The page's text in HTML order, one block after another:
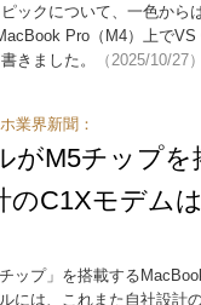
ックについて、一色から
Pro（M4）上で
きました。
（2025/10/27）
業界新聞：
がM5チップ
のC1Xモデム
ップ」を搭載する
には、これまた自社設計